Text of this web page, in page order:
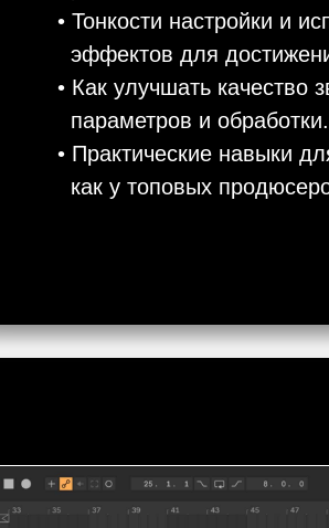
• Тонкости настройки и
эффектов для
• Как улучшать качество
параметров и обработки.
• Практические навыки
как у топовых